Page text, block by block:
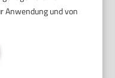
Anwendung und von